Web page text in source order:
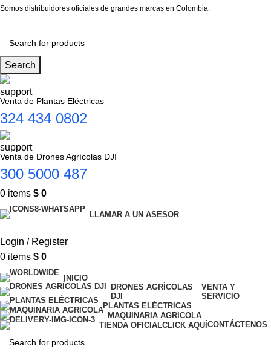
Somos distribuidores oficiales de grandes marcas en Colombia.
Search
Venta de Plantas Eléctricas
324 434 0802
Venta de Drones Agrícolas DJI
300 5000 487
0 items $ 0
LLAMAR A UN ASESOR
Login / Register
0 items $ 0
INICIO
DRONES AGRÍCOLAS
DJI
VENTA Y
SERVICIO
PLANTAS ELÉCTRICAS
MAQUINARIA AGRICOLA
TIENDA OFICIALCLICK AQUÍCONTÁCTENOS